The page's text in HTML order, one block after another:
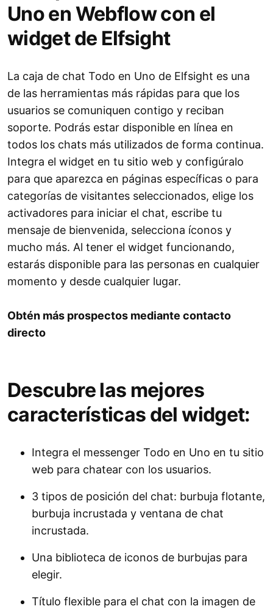
Uno en Webflow con el
widget de Elfsight
La caja de chat Todo en Uno de Elfsight es una
de las herramientas más rápidas para que los
usuarios se comuniquen contigo y reciban
soporte. Podrás estar disponible en línea en
todos los chats más utilizados de forma continua.
Integra el widget en tu sitio web y configúralo
para que aparezca en páginas específicas o para
categorías de visitantes seleccionados, elige los
activadores para iniciar el chat, escribe tu
mensaje de bienvenida, selecciona íconos y
mucho más. Al tener el widget funcionando,
estarás disponible para las personas en cualquier
momento y desde cualquier lugar.
Obtén más prospectos mediante contacto
directo
Descubre las mejores
características del widget:
Integra el messenger Todo en Uno en tu sitio
web para chatear con los usuarios.
3 tipos de posición del chat: burbuja flotante,
burbuja incrustada y ventana de chat
incrustada.
Una biblioteca de iconos de burbujas para
elegir.
Título flexible para el chat con la imagen de